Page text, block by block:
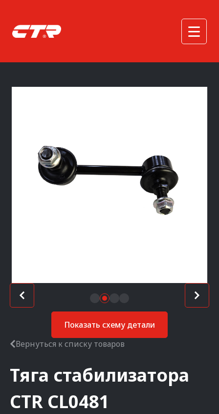
Показать схему детали
Вернуться к списку товаров
Тяга стабилизатора
CTR CL0481